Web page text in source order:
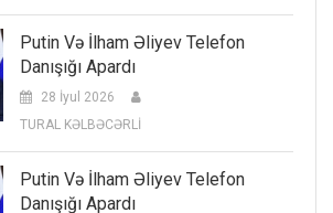
Putin Və İlham Əliyev Telefon
Danışığı Apardı
28 İyul 2026
TURAL KƏLBƏCƏRLİ
Putin Və İlham Əliyev Telefon
Danışığı Apardı